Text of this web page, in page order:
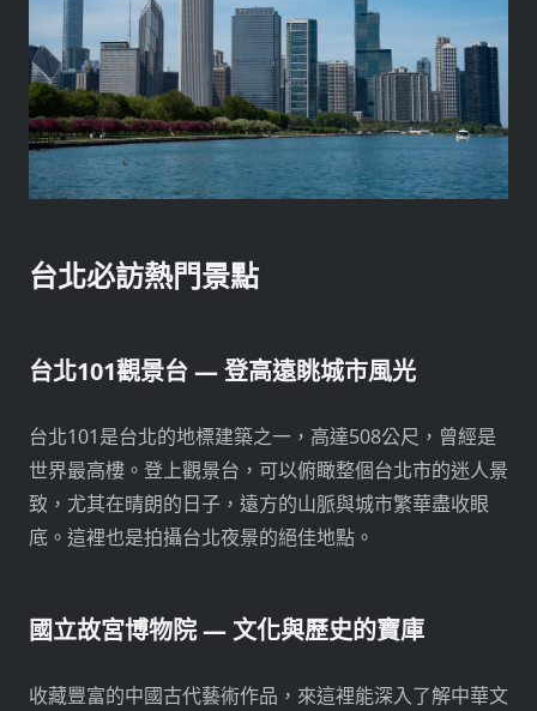
台北必訪熱門景點
台北101觀景台 — 登高遠眺城市風光
台北101是台北的地標建築之一，高達508公尺，曾經是
世界最高樓。登上觀景台，可以俯瞰整個台北市的迷人景
致，尤其在晴朗的日子，遠方的山脈與城市繁華盡收眼
底。這裡也是拍攝台北夜景的絕佳地點。
國立故宮博物院 — 文化與歷史的寶庫
收藏豐富的中國古代藝術作品，來這裡能深入了解中華文